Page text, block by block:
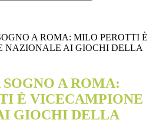
A ROMA: MILO PEROTTI È
NAZIONALE AI GIOCHI DELLA
A ROMA:
È VICECAMPIONE
GIOCHI DELLA